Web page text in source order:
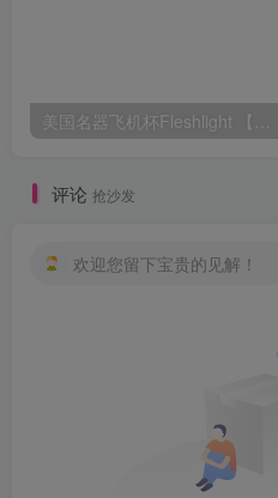
美国名器飞机杯Fleshlight 【Quickshot-Vantage 双头飞机杯】完全评测
评论 抢沙发
欢迎您留下宝贵的见解！